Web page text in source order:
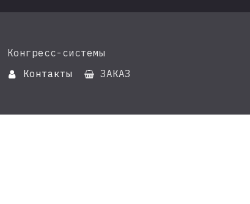
Конгресс-системы
 Контакты ЗАКАЗ